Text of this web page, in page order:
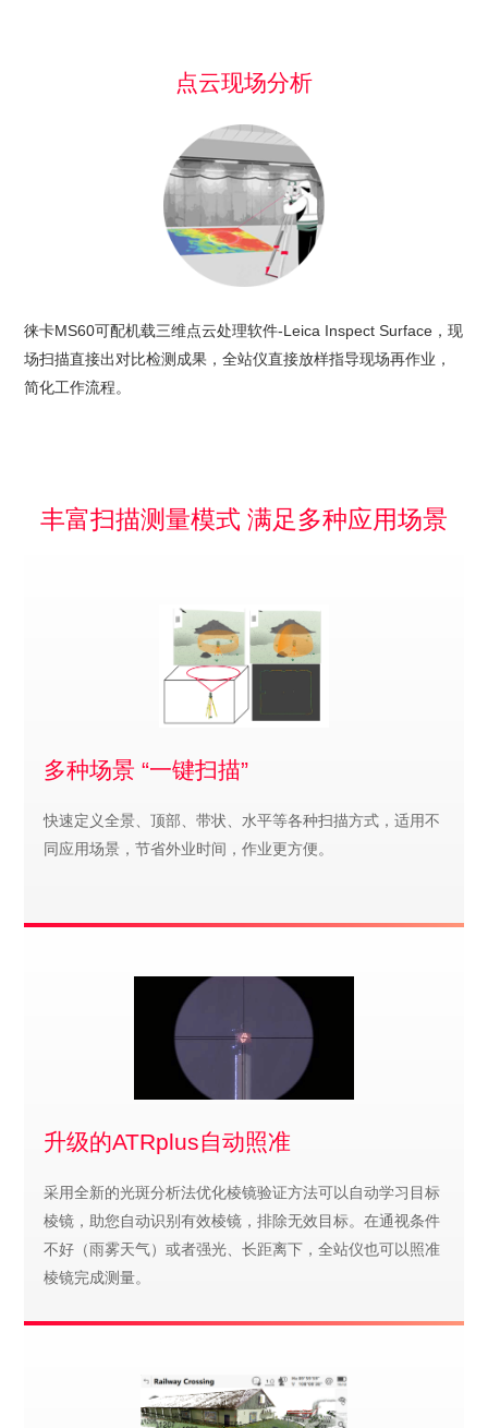
点云现场分析
徕卡MS60可配机载三维点云处理软件-Leica Inspect Surface，现
场扫描直接出对比检测成果，全站仪直接放样指导现场再作业，
简化工作流程。
丰富扫描测量模式 满足多种应用场景
多种场景 “一键扫描”
快速定义全景、顶部、带状、水平等各种扫描方式，适用不
同应用场景，节省外业时间，作业更方便。
升级的ATRplus自动照准
采用全新的光斑分析法优化棱镜验证方法可以自动学习目标
棱镜，助您自动识别有效棱镜，排除无效目标。在通视条件
不好（雨雾天气）或者强光、长距离下，全站仪也可以照准
棱镜完成测量。